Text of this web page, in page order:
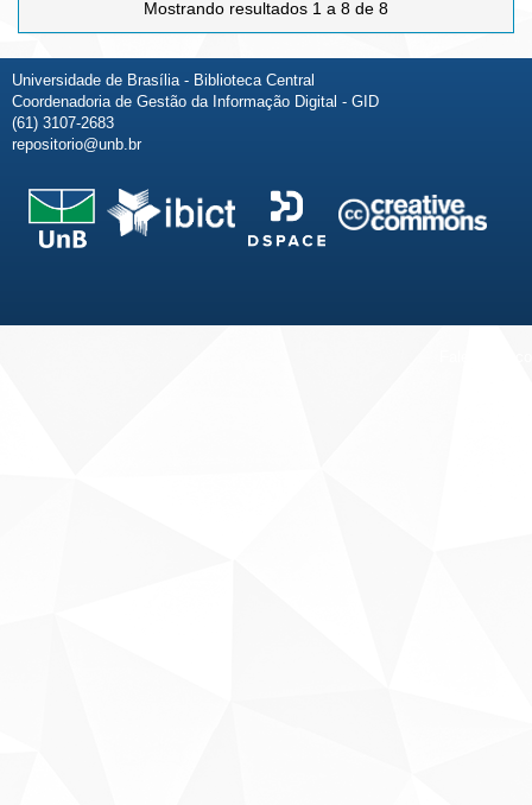
Mostrando resultados 1 a 8 de 8
Universidade de Brasília - Biblioteca Central
Coordenadoria de Gestão da Informação Digital - GID
(61) 3107-2683
repositorio@unb.br